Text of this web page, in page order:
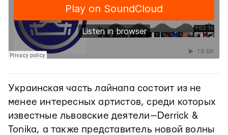
Украинская часть лайнапа состоит из не
менее интересных артистов, среди которых
известные львовские деятели — Derrick &
Tonika, а также представитель новой волны